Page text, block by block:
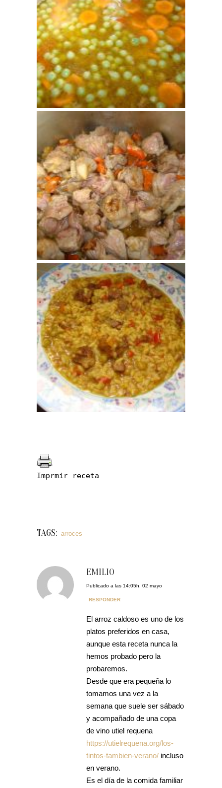
Imprmir receta
TAGS: arroces
EMILIO
Publicado a las 14:05h, 02 mayo
RESPONDER
El arroz caldoso es uno de los
platos preferidos en casa,
aunque esta receta nunca la
hemos probado pero la
probaremos.
Desde que era pequeña lo
tomamos una vez a la
semana que suele ser sábado
y acompañado de una copa
de vino utiel requena
https://utielrequena.org/los-
tintos-tambien-verano/ incluso
en verano.
Es el día de la comida familiar